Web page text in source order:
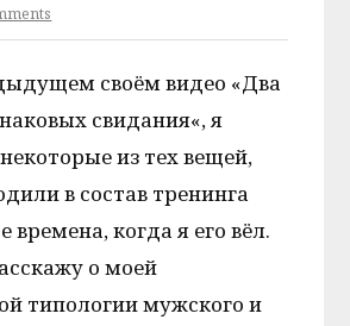
своём видео «Два
свидания«, я
из тех вещей,
в состав тренинга
времена, когда я его вёл.
о моей
типологии мужского и